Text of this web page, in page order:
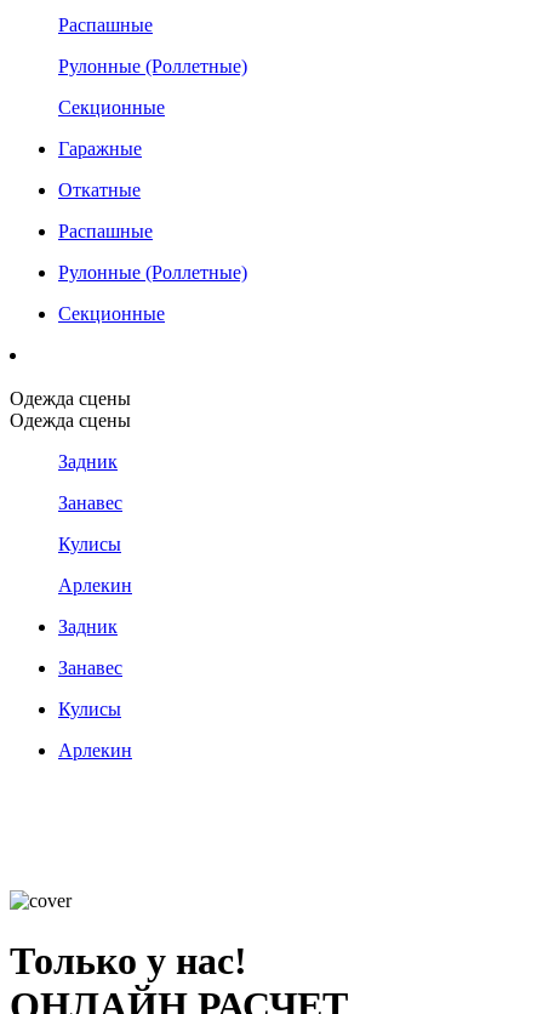
Распашные
Рулонные (Роллетные)
Секционные
Гаражные
Откатные
Распашные
Рулонные (Роллетные)
Секционные
Одежда сцены
Одежда сцены
Задник
Занавес
Кулисы
Арлекин
Задник
Занавес
Кулисы
Арлекин
Только у нас!
ОНЛАЙН РАСЧЕТ